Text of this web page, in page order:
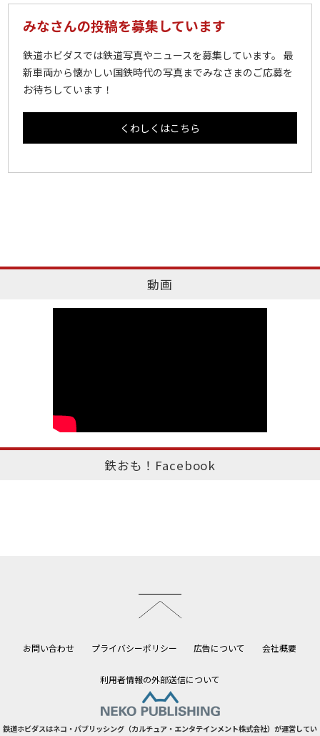
みなさんの投稿を募集しています
鉄道ホビダスでは鉄道写真やニュースを募集しています。 最
新車両から懐かしい国鉄時代の写真までみなさまのご応募を
お待ちしています！
くわしくはこちら
動画
鉄おも！Facebook
お問い合わせ プライバシーポリシー 広告について 会社概要
利用者情報の外部送信について
鉄道ホビダスはネコ・パブリッシング（カルチュア・エンタテインメント株式会社）が運営してい